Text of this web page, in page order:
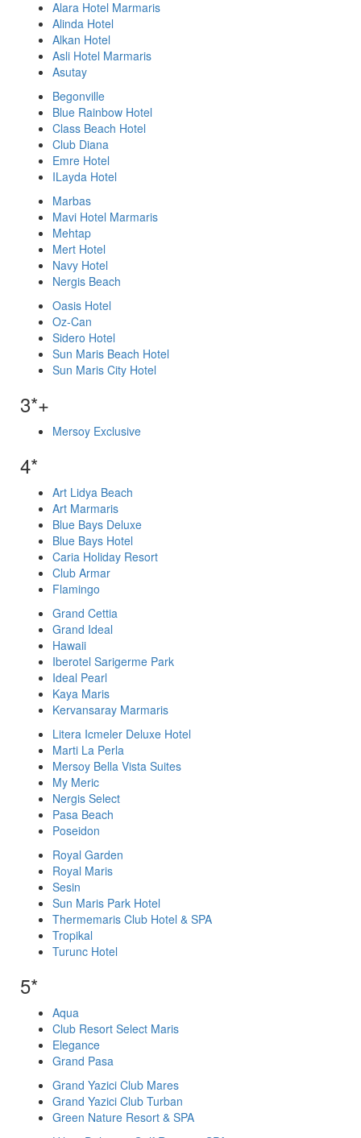
Alara Hotel Marmaris
Alinda Hotel
Alkan Hotel
Asli Hotel Marmaris
Asutay
Begonville
Blue Rainbow Hotel
Class Beach Hotel
Club Diana
Emre Hotel
ILayda Hotel
Marbas
Mavi Hotel Marmaris
Mehtap
Mert Hotel
Navy Hotel
Nergis Beach
Oasis Hotel
Oz-Can
Sidero Hotel
Sun Maris Beach Hotel
Sun Maris City Hotel
3*+
Mersoy Exclusive
4*
Art Lidya Beach
Art Marmaris
Blue Bays Deluxe
Blue Bays Hotel
Caria Holiday Resort
Club Armar
Flamingo
Grand Cettia
Grand Ideal
Hawaii
Iberotel Sarigerme Park
Ideal Pearl
Kaya Maris
Kervansaray Marmaris
Litera Icmeler Deluxe Hotel
Marti La Perla
Mersoy Bella Vista Suites
My Meric
Nergis Select
Pasa Beach
Poseidon
Royal Garden
Royal Maris
Sesin
Sun Maris Park Hotel
Thermemaris Club Hotel & SPA
Tropikal
Turunc Hotel
5*
Aqua
Club Resort Select Maris
Elegance
Grand Pasa
Grand Yazici Club Mares
Grand Yazici Club Turban
Green Nature Resort & SPA